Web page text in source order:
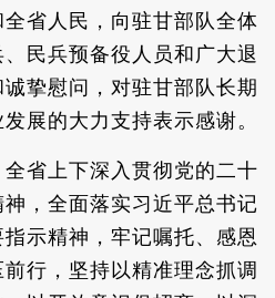
省人民，向驻甘部队全体
民兵预备役人员和广大退
挚慰问，对驻甘部队长期
展的大力支持表示感谢。
省上下深入贯彻党的二十
，全面落实习近平总书记
示精神，牢记嘱托、感恩
行，坚持以精准理念抓调